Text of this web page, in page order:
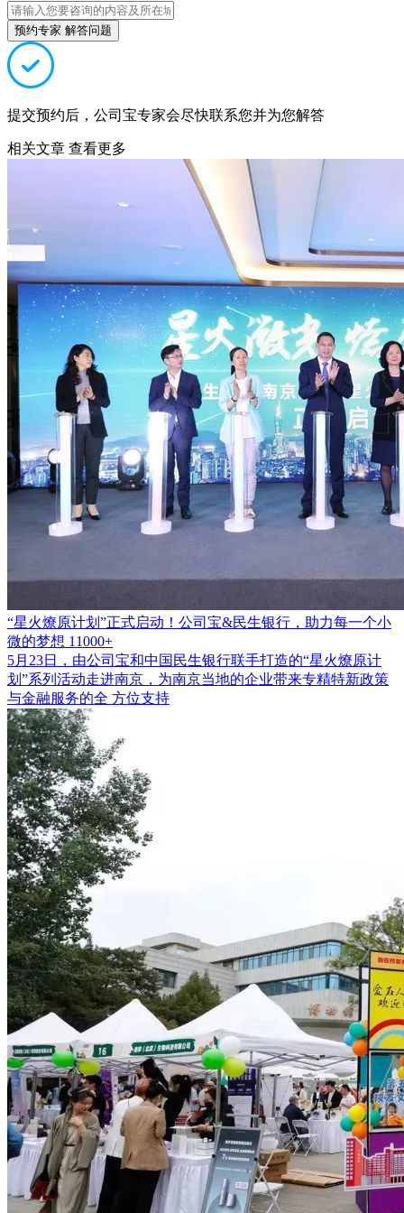
预约专家 解答问题
提交预约后，公司宝专家会尽快联系您并为您解答
相关文章 查看更多
“星火燎原计划”正式启动！公司宝&民生银行，助力每一个小
微的梦想 11000+
5月23日，由公司宝和中国民生银行联手打造的“星火燎原计
划”系列活动走进南京，为南京当地的企业带来专精特新政策
与金融服务的全 方位支持